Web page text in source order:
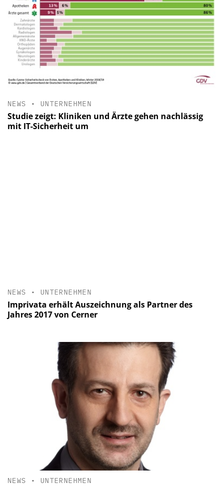
NEWS • UNTERNEHMEN
Studie zeigt: Kliniken und Ärzte gehen nachlässig
mit IT-Sicherheit um
NEWS • UNTERNEHMEN
Imprivata erhält Auszeichnung als Partner des
Jahres 2017 von Cerner
NEWS • UNTERNEHMEN